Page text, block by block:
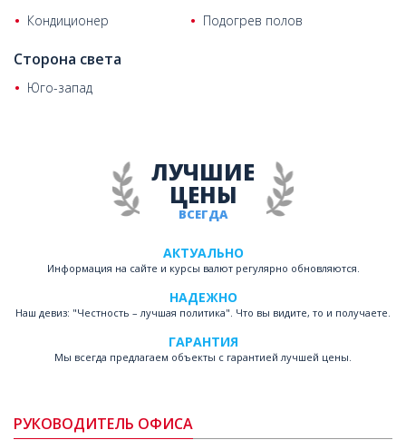
Кондиционер Подогрев полов
Сторона света
Юго-запад
ВСЕГДА
ЛУЧШИЕ
ЦЕНЫ
АКТУАЛЬНО
Информация на сайте и курсы валют регулярно обновляются.
НАДЕЖНО
Наш девиз: "Честность – лучшая политика". Что вы видите, то и получаете.
ГАРАНТИЯ
Мы всегда предлагаем объекты с гарантией лучшей цены.
РУКОВОДИТЕЛЬ ОФИСА